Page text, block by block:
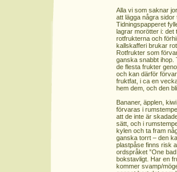
Alla vi som saknar
att lägga några sidor
Tidningspapperet
lagrar morötter i:
rotfrukterna och
kallskafferi brukar
Rotfrukter som
ganska snabbt ihop.
de flesta frukter
och kan därför
fruktfat, i ca en
hem dem, och den
Bananer, äpplen,
förvaras i
att de inte är
sätt, och i
kylen och ta fram
ganska torrt – den
plastpåse finns risk
ordspråket ”One
bokstavligt. Har en
kommer svamp/